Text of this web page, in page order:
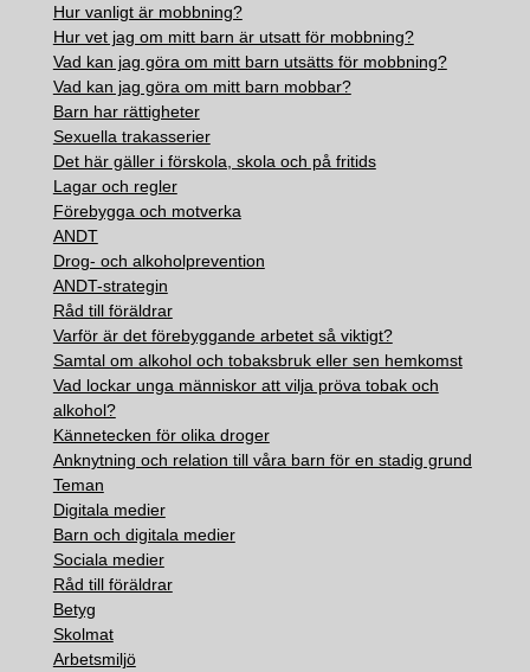
Hur vanligt är mobbning?
Hur vet jag om mitt barn är utsatt för mobbning?
Vad kan jag göra om mitt barn utsätts för mobbning?
Vad kan jag göra om mitt barn mobbar?
Barn har rättigheter
Sexuella trakasserier
Det här gäller i förskola, skola och på fritids
Lagar och regler
Förebygga och motverka
ANDT
Drog- och alkoholprevention
ANDT-strategin
Råd till föräldrar
Varför är det förebyggande arbetet så viktigt?
Samtal om alkohol och tobaksbruk eller sen hemkomst
Vad lockar unga människor att vilja pröva tobak och
alkohol?
Kännetecken för olika droger
Anknytning och relation till våra barn för en stadig grund
Teman
Digitala medier
Barn och digitala medier
Sociala medier
Råd till föräldrar
Betyg
Skolmat
Arbetsmiljö